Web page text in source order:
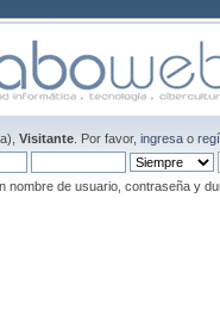
Visitante . Por favor,ingresa o
nombre de usuario, contraseña y